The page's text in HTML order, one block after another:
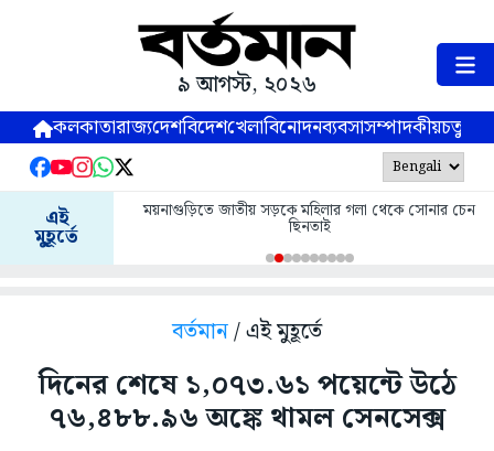
৯ আগস্ট, ২০২৬
কলকাতারাজ্যদেশবিদেশখেলাবিনোদনব্যবসাসম্পাদকীয়
এই
মুহূর্তে
ময়নাগুড়িতে জাতীয় সড়কে মহিলার গলা থেকে সোনার চেন
ছিনতাই
বর্তমান/ এই মুহূর্তে
দিনের শেষে ১,০৭৩.৬১ পয়েন্টে উঠে
৭৬,৪৮৮.৯৬ অঙ্কে থামল সেনসেক্স